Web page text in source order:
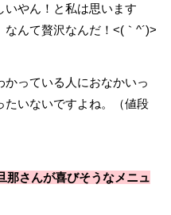
いやん！と私は思います
んて贅沢なんだ！<(｀^´)>
っている人におなかいっ
たいないですよね。（値段
那さんが喜びそうなメニュ